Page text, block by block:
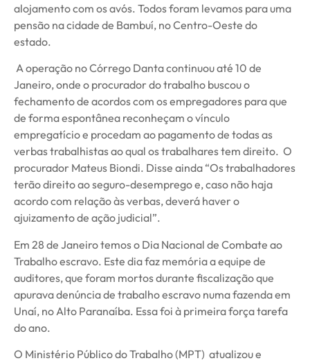
alojamento com os avós. Todos foram levamos para uma
pensão na cidade de Bambuí, no Centro-Oeste do
estado.
A operação no Córrego Danta continuou até 10 de
Janeiro, onde o procurador do trabalho buscou o
fechamento de acordos com os empregadores para que
de forma espontânea reconheçam o vínculo
empregatício e procedam ao pagamento de todas as
verbas trabalhistas ao qual os trabalhares tem direito. O
procurador Mateus Biondi. Disse ainda “Os trabalhadores
terão direito ao seguro-desemprego e, caso não haja
acordo com relação às verbas, deverá haver o
ajuizamento de ação judicial”.
Em 28 de Janeiro temos o Dia Nacional de Combate ao
Trabalho escravo. Este dia faz memória a equipe de
auditores, que foram mortos durante fiscalização que
apurava denúncia de trabalho escravo numa fazenda em
Unaí, no Alto Paranaíba. Essa foi à primeira força tarefa
do ano.
O Ministério Público do Trabalho (MPT) atualizou e